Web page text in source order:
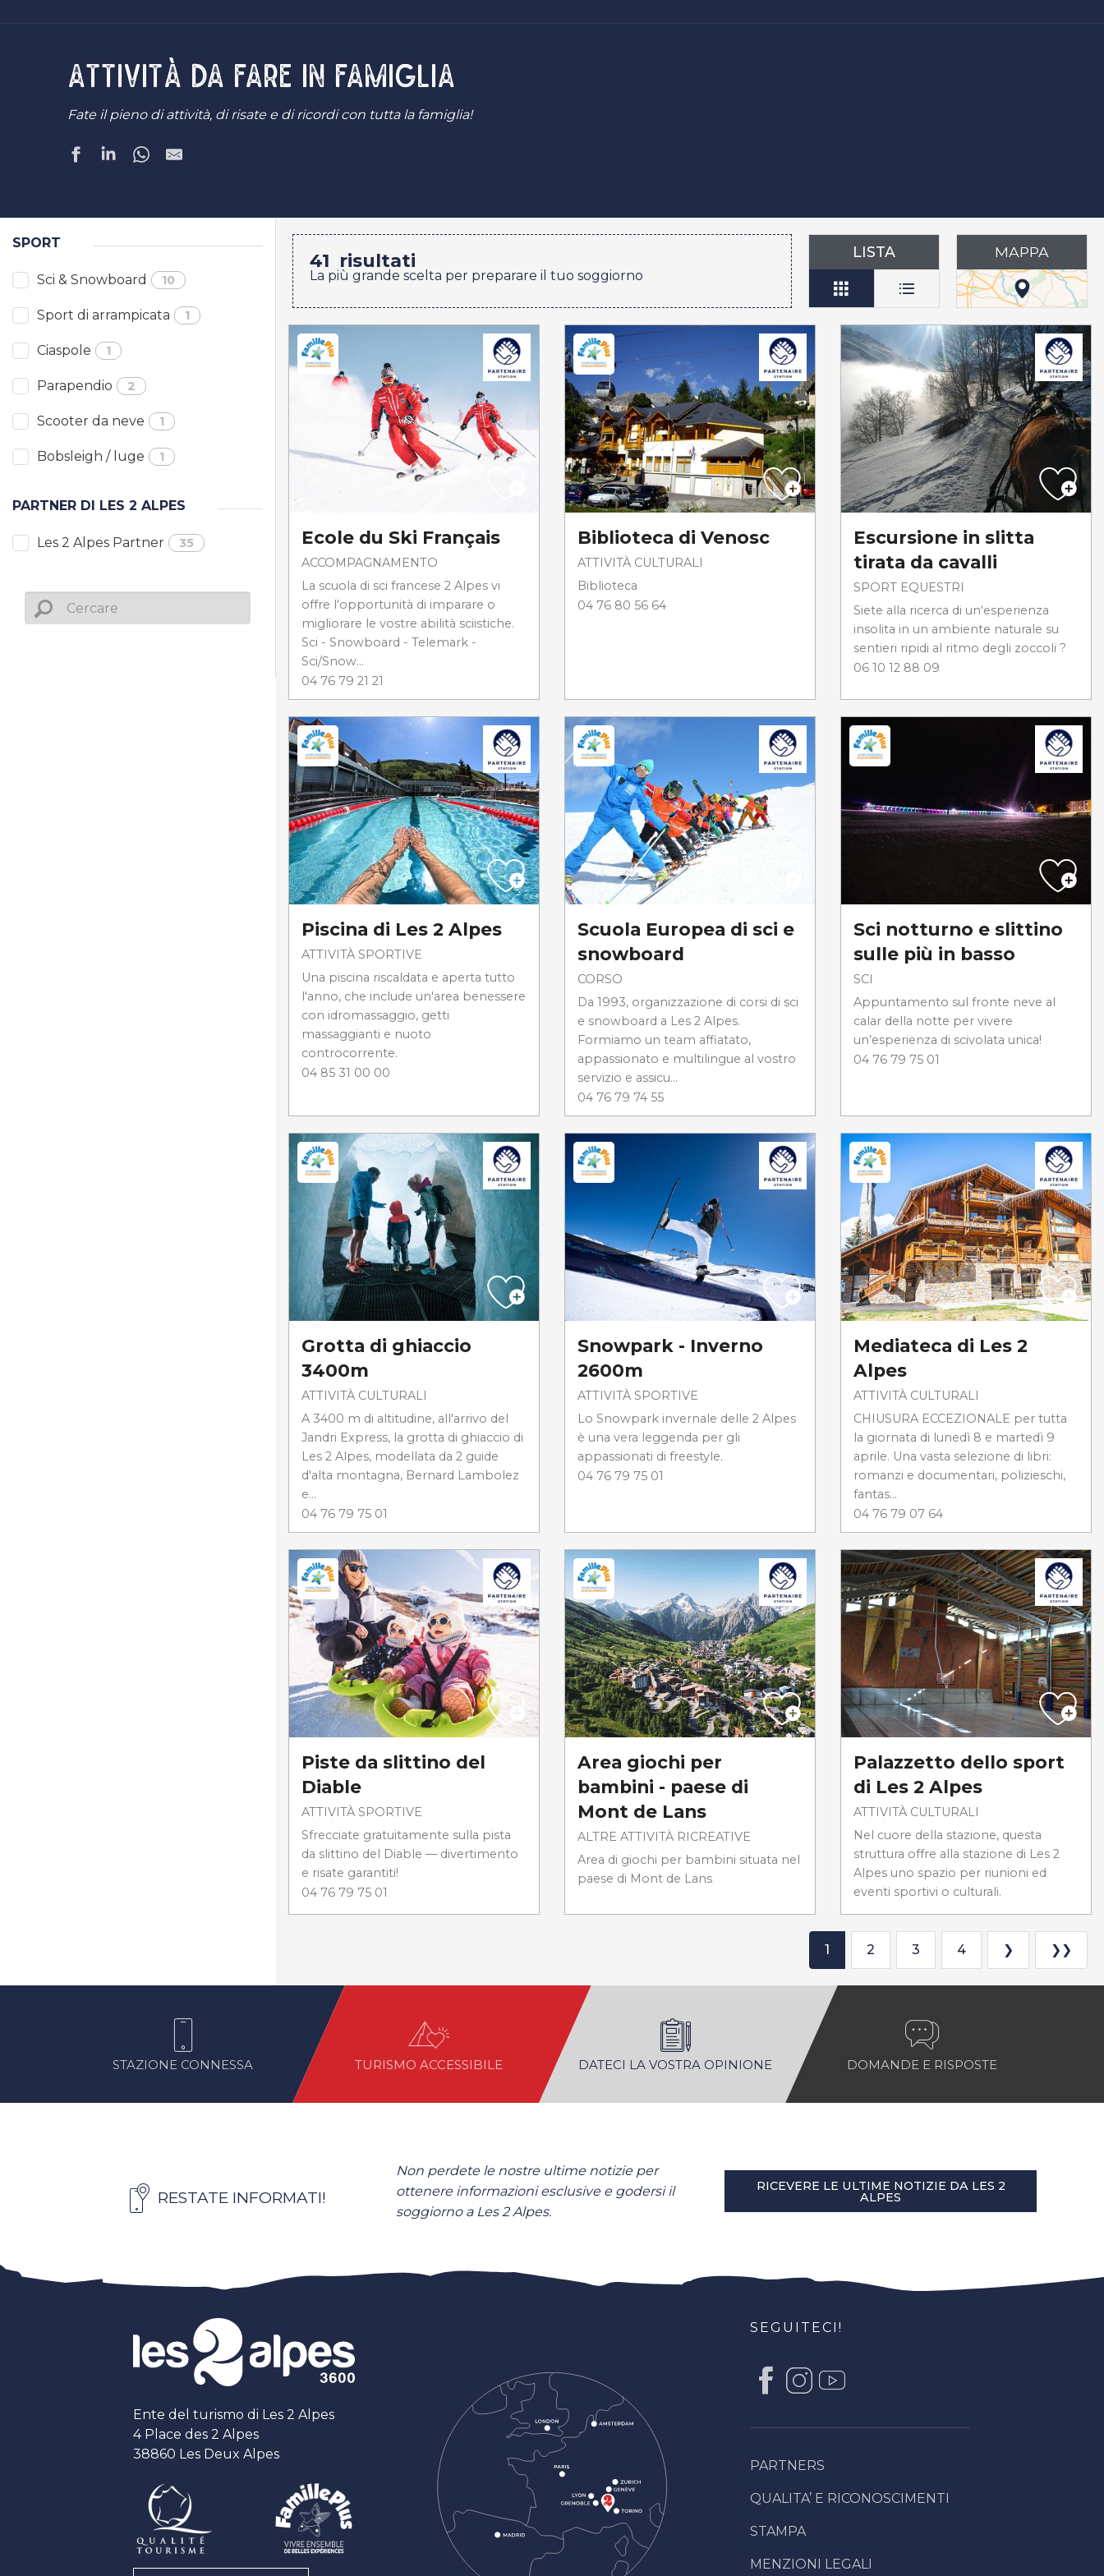
Attività da fare in famiglia
Fate il pieno di attività, di risate e di ricordi con tutta la famiglia!
SPORT
Sci & Snowboard 10
Sport di arrampicata 1
Ciaspole 1
Parapendio 2
Scooter da neve 1
Bobsleigh / luge 1
PARTNER DI LES 2 ALPES
Les 2 Alpes Partner 35
41 risultati
La più grande scelta per preparare il tuo soggiorno
LISTA MAPPA
Ecole du Ski Français
ACCOMPAGNAMENTO
La scuola di sci francese 2 Alpes vi
offre l'opportunità di imparare o
migliorare le vostre abilità sciistiche.
Sci - Snowboard - Telemark -
Sci/Snow...
04 76 79 21 21
Biblioteca di Venosc
ATTIVITÀ CULTURALI
Biblioteca
04 76 80 56 64
Escursione in slitta
tirata da cavalli
SPORT EQUESTRI
Siete alla ricerca di un'esperienza
insolita in un ambiente naturale su
sentieri ripidi al ritmo degli zoccoli ?
06 10 12 88 09
Piscina di Les 2 Alpes
ATTIVITÀ SPORTIVE
Una piscina riscaldata e aperta tutto
l'anno, che include un'area benessere
con idromassaggio, getti
massaggianti e nuoto
controcorrente.
04 85 31 00 00
Scuola Europea di sci e
snowboard
CORSO
Da 1993, organizzazione di corsi di sci
e snowboard a Les 2 Alpes.
Formiamo un team affiatato,
appassionato e multilingue al vostro
servizio e assicu...
04 76 79 74 55
Sci notturno e slittino
sulle più in basso
SCI
Appuntamento sul fronte neve al
calar della notte per vivere
un’esperienza di scivolata unica!
04 76 79 75 01
Grotta di ghiaccio
3400m
ATTIVITÀ CULTURALI
A 3400 m di altitudine, all'arrivo del
Jandri Express, la grotta di ghiaccio di
Les 2 Alpes, modellata da 2 guide
d'alta montagna, Bernard Lambolez
e...
04 76 79 75 01
Snowpark - Inverno
2600m
ATTIVITÀ SPORTIVE
Lo Snowpark invernale delle 2 Alpes
è una vera leggenda per gli
appassionati di freestyle.
04 76 79 75 01
Mediateca di Les 2
Alpes
ATTIVITÀ CULTURALI
CHIUSURA ECCEZIONALE per tutta
la giornata di lunedì 8 e martedì 9
aprile. Una vasta selezione di libri:
romanzi e documentari, polizieschi,
fantas...
04 76 79 07 64
Piste da slittino del
Diable
ATTIVITÀ SPORTIVE
Sfrecciate gratuitamente sulla pista
da slittino del Diable — divertimento
e risate garantiti!
04 76 79 75 01
Area giochi per
bambini - paese di
Mont de Lans
ALTRE ATTIVITÀ RICREATIVE
Area di giochi per bambini situata nel
paese di Mont de Lans
Palazzetto dello sport
di Les 2 Alpes
ATTIVITÀ CULTURALI
Nel cuore della stazione, questa
struttura offre alla stazione di Les 2
Alpes uno spazio per riunioni ed
eventi sportivi o culturali.
1 2 3 4 ❯ ❯❯
STAZIONE CONNESSA TURISMO ACCESSIBILE DATECI LA VOSTRA OPINIONE DOMANDE E RISPOSTE
RESTATE INFORMATI!
Non perdete le nostre ultime notizie per
ottenere informazioni esclusive e godersi il
soggiorno a Les 2 Alpes.
RICEVERE LE ULTIME NOTIZIE DA LES 2
ALPES
Ente del turismo di Les 2 Alpes
4 Place des 2 Alpes
38860 Les Deux Alpes
SEGUITECI!
PARTNERS
QUALITA’ E RICONOSCIMENTI
STAMPA
MENZIONI LEGALI